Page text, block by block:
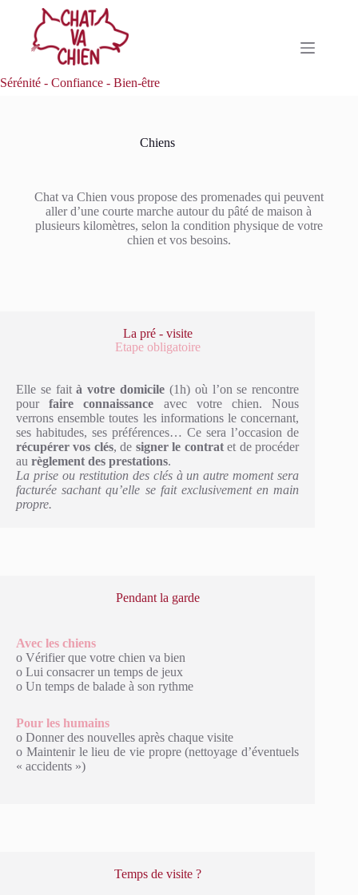
Sérénité - Confiance - Bien-être
Chiens
Chat va Chien vous propose des promenades qui peuvent
aller d’une courte marche autour du pâté de maison à
plusieurs kilomètres, selon la condition physique de votre
chien et vos besoins.
La pré - visite
Etape obligatoire
Elle se faità votre domicile (1h) où l’on se rencontre
pourfaire connaissance avec votre chien. Nous
verrons ensemble toutes les informations le concernant,
ses habitudes, ses préférences… Ce sera l’occasion de
récupérer vos clés, de signer le contratet de procéder
au règlement des prestations.
La prise ou restitution des clés à un autre moment sera
facturée sachant qu’elle se fait exclusivement en main
propre.
Pendant la garde
Avec les chiens
o Vérifier que votre chien va bien
o Lui consacrer un temps de jeux
o Un temps de balade à son rythme
Pour les humains
o Donner des nouvelles après chaque visite
o Maintenir le lieu de vie propre (nettoyage d’éventuels
« accidents »)
Temps de visite ?